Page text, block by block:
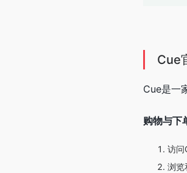
Cue
Cue是一
购物与下
访问
浏览